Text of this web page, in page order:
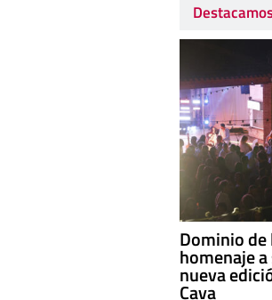
Dominio de
homenaje
nueva
Cava